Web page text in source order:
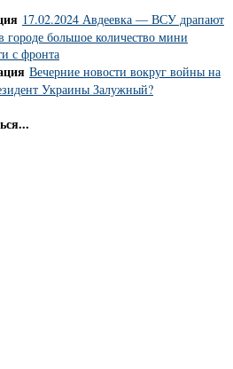
17.02.2024 Авдеевка — ВСУ драпают
городе большое количество мини
с фронта
Вечерние новости вокруг войны на
Украины Залужный?